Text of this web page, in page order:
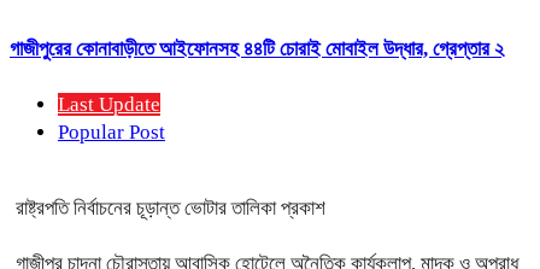
গাজীপুরের কোনাবাড়ীতে আইফোনসহ ৪৪টি চোরাই মোবাইল উদ্ধার, গ্রেপ্তার ২
Last Update
Popular Post
রাষ্ট্রপতি নির্বাচনের চূড়ান্ত ভোটার তালিকা প্রকাশ
গাজীপুর চান্দনা চৌরাস্তায় আবাসিক হোটেলে অনৈতিক কার্যকলাপ, মাদক ও অপরাধ